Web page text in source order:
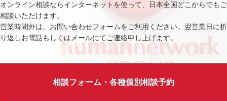
オンライン相談ならインターネットを使って、日本全国どこからでもご
相談いただけます。
営業時間外は、お問い合わせフォームをご利用ください。翌営業日に折
り返しお電話もしくはメールにてご連絡申し上げます。
相談フォーム・各種個別相談予約